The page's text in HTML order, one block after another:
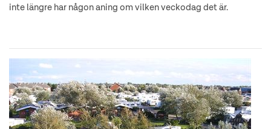
inte längre har någon aning om vilken veckodag det är.